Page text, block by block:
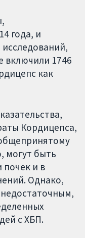
года, и
исследований,
включили 1746
как
Кордицепса,
могут быть
почек и в
Однако,
с ХБП.